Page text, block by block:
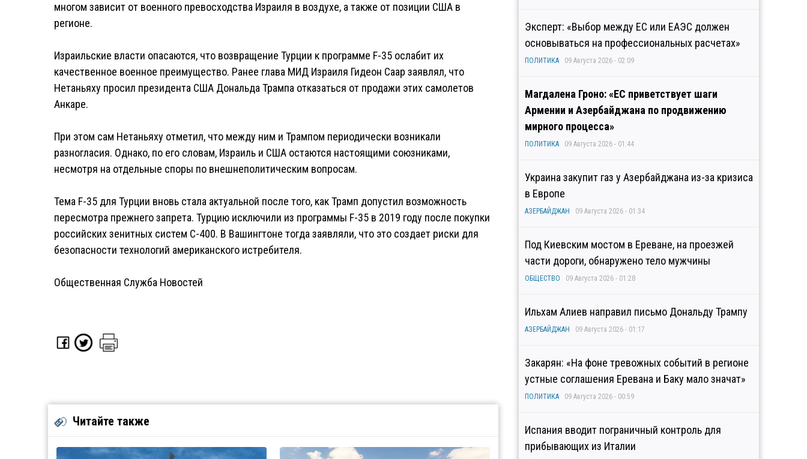
многом зависит от военного превосходства Израиля в воздухе, а также от позиции США в
регионе.
Израильские власти опасаются, что возвращение Турции к программе F-35 ослабит их
качественное военное преимущество. Ранее глава МИД Израиля Гидеон Саар заявлял, что
Нетаньяху просил президента США Дональда Трампа отказаться от продажи этих самолетов
Анкаре.
При этом сам Нетаньяху отметил, что между ним и Трампом периодически возникали
разногласия. Однако, по его словам, Израиль и США остаются настоящими союзниками,
несмотря на отдельные споры по внешнеполитическим вопросам.
Тема F-35 для Турции вновь стала актуальной после того, как Трамп допустил возможность
пересмотра прежнего запрета. Турцию исключили из программы F-35 в 2019 году после покупки
российских зенитных систем С-400. В Вашингтоне тогда заявляли, что это создает риски для
безопасности технологий американского истребителя.
Общественная Служба Новостей
Читайте также
Эксперт: «Выбор между ЕС или ЕАЭС должен
основываться на профессиональных расчетах»
ПОЛИТИКА 09 Августа 2026 - 02:09
Магдалена Гроно: «ЕС приветствует шаги
Армении и Азербайджана по продвижению
мирного процесса»
ПОЛИТИКА 09 Августа 2026 - 01:44
Украина закупит газ у Азербайджана из-за кризиса
в Европе
АЗЕРБАЙДЖАН 09 Августа 2026 - 01:34
Под Киевским мостом в Ереване, на проезжей
части дороги, обнаружено тело мужчины
ОБЩЕСТВО 09 Августа 2026 - 01:28
Ильхам Алиев направил письмо Дональду Трампу
АЗЕРБАЙДЖАН 09 Августа 2026 - 01:17
Закарян: «На фоне тревожных событий в регионе
устные соглашения Еревана и Баку мало значат»
ПОЛИТИКА 09 Августа 2026 - 00:59
Испания вводит пограничный контроль для
прибывающих из Италии